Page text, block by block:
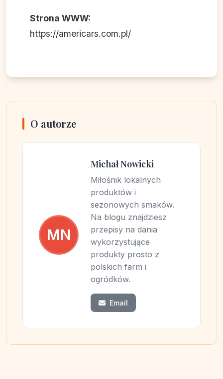
Strona WWW:
https://americars.com.pl/
O autorze
MN
Michał Nowicki
Miłośnik lokalnych
produktów i
sezonowych smaków.
Na blogu znajdziesz
przepisy na dania
wykorzystujące
produkty prosto z
polskich farm i
ogródków.
Email